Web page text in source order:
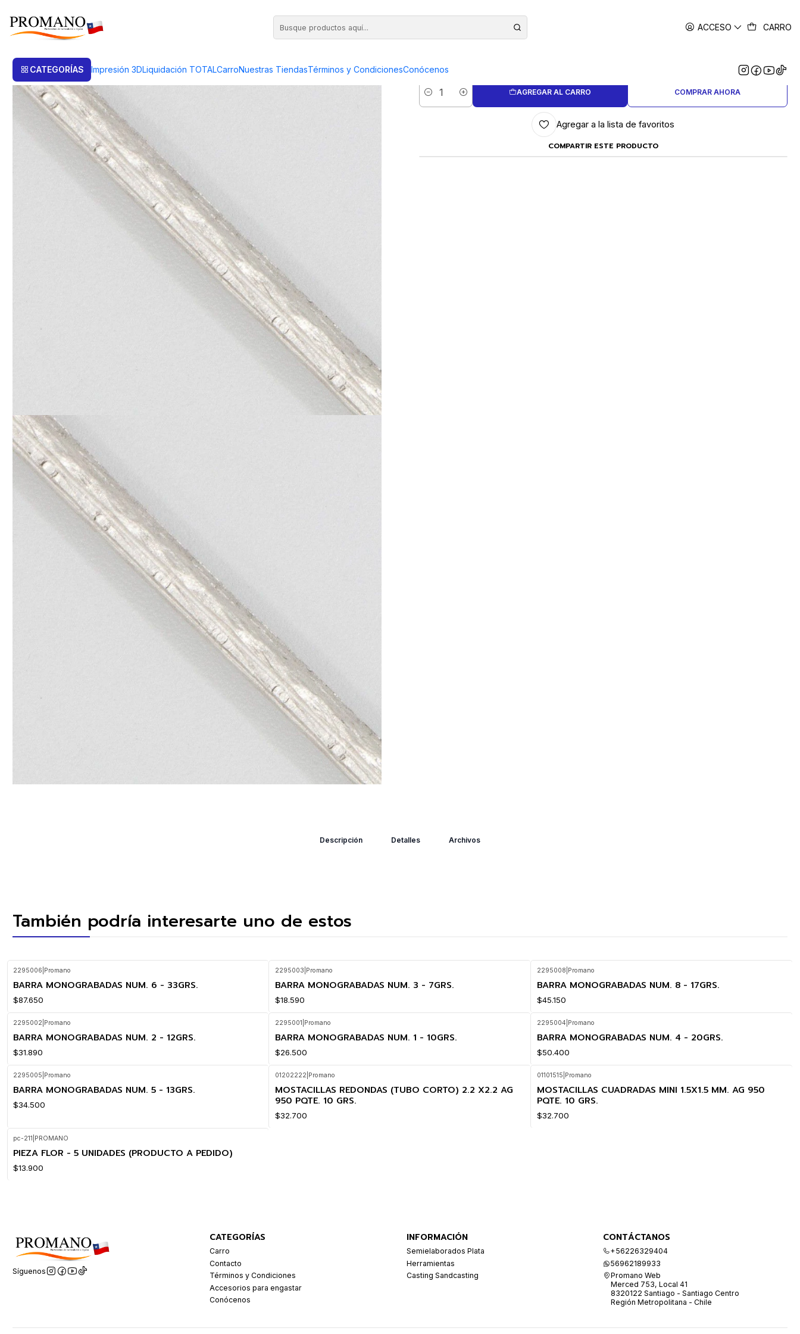
ACCESO CARRO
CATEGORÍAS Impresión 3DLiquidación TOTALCarroNuestras TiendasTérminos y CondicionesConócenosBARRA MONOGRABADAS Num. 10 - 14GRS.
Cantidad
AGREGAR AL CARRO COMPRAR AHORA
Agregar a la lista de favoritos
COMPARTIR ESTE PRODUCTO
Descripción Detalles Archivos
También podría interesarte uno de estos
2295006 Promano
BARRA MONOGRABADAS NUM. 6 - 33GRS.
$87.650
2295003 Promano
BARRA MONOGRABADAS NUM. 3 - 7GRS.
$18.590
2295008 Promano
BARRA MONOGRABADAS NUM. 8 - 17GRS.
$45.150
2295002 Promano
BARRA MONOGRABADAS NUM. 2 - 12GRS.
$31.890
2295001 Promano
BARRA MONOGRABADAS NUM. 1 - 10GRS.
$26.500
2295004 Promano
BARRA MONOGRABADAS NUM. 4 - 20GRS.
$50.400
2295005 Promano
BARRA MONOGRABADAS NUM. 5 - 13GRS.
$34.500
01202222 Promano
MOSTACILLAS REDONDAS (TUBO CORTO) 2.2 X2.2 AG
950 PQTE. 10 GRS.
$32.700
01101515 Promano
MOSTACILLAS CUADRADAS MINI 1.5X1.5 MM. AG 950
PQTE. 10 GRS.
$32.700
pc-211 PROMANO
PIEZA FLOR - 5 UNIDADES (PRODUCTO A PEDIDO)
$13.900
Síguenos
CATEGORÍAS
Carro
Contacto
Términos y Condiciones
Accesorios para engastar
Conócenos
INFORMACIÓN
Semielaborados Plata
Herramientas
Casting Sandcasting
CONTÁCTANOS
+56226329404
56962189933
Promano Web
Merced 753, Local 41
8320122 Santiago - Santiago Centro
Región Metropolitana - Chile